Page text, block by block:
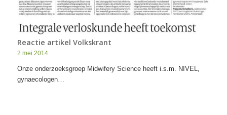
Reactie artikel Volkskrant
2 mei 2014
Onze onderzoeksgroep Midwifery Science heeft i.s.m. NIVEL,
gynaecologen…